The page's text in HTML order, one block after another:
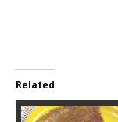
Related